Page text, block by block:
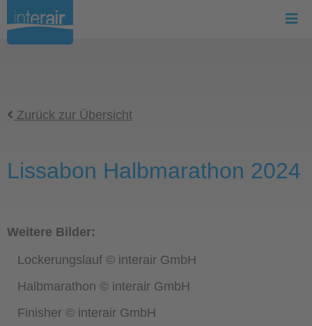
Zurück zur Übersicht
Lissabon Halbmarathon 2024
Weitere Bilder:
Lockerungslauf © interair GmbH
Halbmarathon © interair GmbH
Finisher © interair GmbH